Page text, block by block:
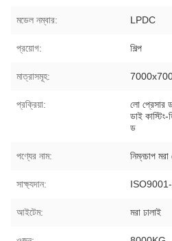
মডেল নম্বার: LPDC
প্রয়োগ: শিল্প
মাত্রাসমূহ:
প্রক্রিয়া:
লো প্রেসার
ডাই কাস্টিং-
ড
পণ্যের নাম: নিম্নচাপ
সাক্ষ্যদান:
আইটেম: মরা ঢালাই